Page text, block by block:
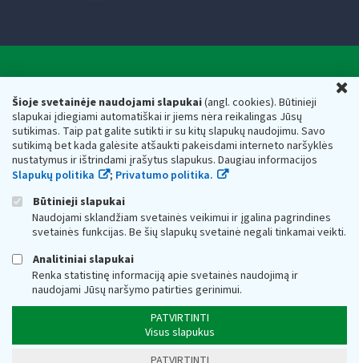
Šioje svetainėje naudojami slapukai(angl. cookies). Būtinieji
slapukai įdiegiami automatiškai ir jiems nėra reikalingas Jūsų
sutikimas. Taip pat galite sutikti ir su kitų slapukų naudojimu. Savo
sutikimą bet kada galėsite atšaukti pakeisdami interneto naršyklės
nustatymus ir ištrindami įrašytus slapukus. Daugiau informacijos
Slapukų politika
; Privatumo politika.
Būtinieji slapukai
Naudojami sklandžiam svetainės veikimui ir įgalina pagrindines
svetainės funkcijas. Be šių slapukų svetainė negali tinkamai veikti.
Analitiniai slapukai
Renka statistinę informaciją apie svetainės naudojimą ir
naudojami Jūsų naršymo patirties gerinimui.
PATVIRTINTI
Visus slapukus
Respublikos finansų ministerijos
Biudžetinė įstaiga. Juridinio asmens kodas — 188659752,
adresas: Vasario 16-osios g. 14, 01107 Vilnius, Lietuva, el.paštas:
vmi@vmi.lt, E. pristatymo dėžutės adresas 188659752
Duomenys apie Valstybinę mokesčių inspekciją prie Lietuvos
Respublikos finansų ministerijos kaupiami ir saugomi Juridinių